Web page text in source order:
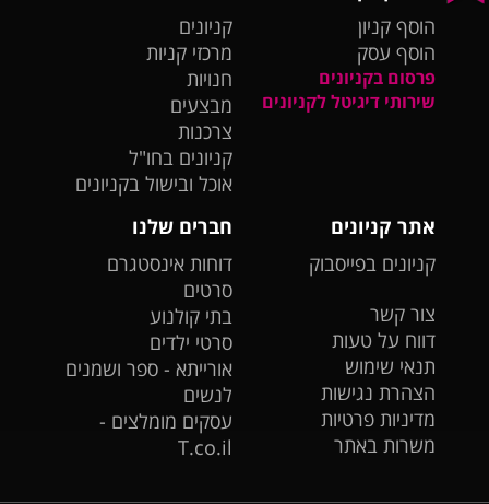
הוסף קניון
הוסף עסק
פרסום בקניונים
שירותי דיגיטל לקניונים
קניונים
מרכזי קניות
חנויות
מבצעים
צרכנות
קניונים בחו"ל
אוכל ובישול בקניונים
אתר קניונים
קניונים בפייסבוק
צור קשר
דווח על טעות
תנאי שימוש
הצהרת נגישות
מדיניות פרטיות
משרות באתר
חברים שלנו
דוחות אינסטגרם
סרטים
בתי קולנוע
סרטי ילדים
אורייתא - ספר ושמנים
לנשים
עסקים מומלצים -
T.co.il